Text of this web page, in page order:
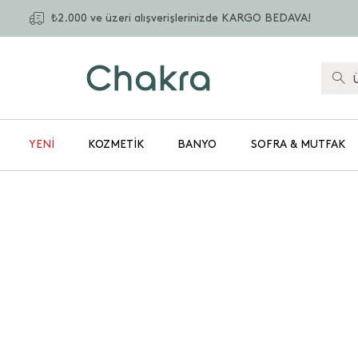
₺2.000 ve üzeri alışverişlerinizde KARGO BEDAVA!
YENİ KOZMETIK BANYO SOFRA & MUTFAK